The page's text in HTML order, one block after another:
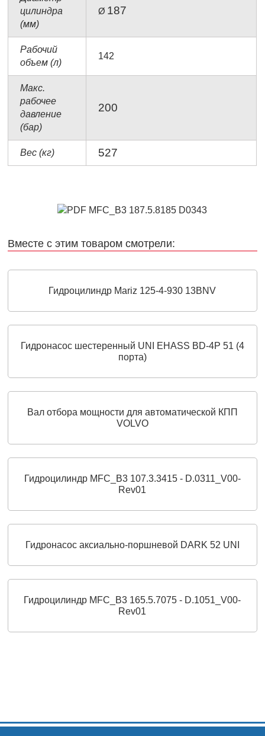
цилиндра
(мм)
Ø 187
Рабочий
объем (л)
142
Макс.
рабочее
давление
(бар)
200
Вес (кг) 527
Вместе с этим товаром смотрели:
Гидроцилиндр Mariz 125-4-930 13BNV
Гидронасос шестеренный UNI EHASS BD-4P 51 (4
порта)
Вал отбора мощности для автоматической КПП
VOLVO
Гидроцилиндр MFC_B3 107.3.3415 - D.0311_V00-
Rev01
Гидронасос аксиально-поршневой DARK 52 UNI
Гидроцилиндр MFC_B3 165.5.7075 - D.1051_V00-
Rev01